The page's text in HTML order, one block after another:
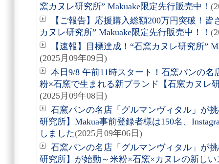
窯カヌレ研究所” Makuake限定先行販売中！
【ご報告】応援購入総額200万円突破！
カヌレ研究所” Makuake限定先行販売中！！
【速報】目標達成！“石窯カヌレ研究所”
(2025月09年09日)
本日9/8 午前11時スタート！石窯パンの
粉×石窯で生まれる新ブランド【石窯カヌレ
(2025月09年08日)
石窯パンの名店「グルマンヴィタル」が
研究所】Makua事前登録者様は150名、
しました(2025月09年06日)
石窯パンの名店「グルマンヴィタル」が
研究所】が始動～米粉×石窯×カヌレの新し